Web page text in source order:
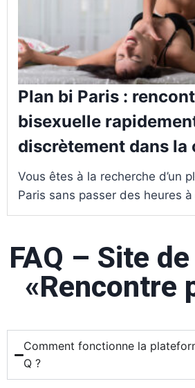
Plan bi Paris :
bisexuelle
discrètement dans la
Vous êtes à la recherche d’un
Paris sans passer des heures
FAQ – Site
«Rencontre
Comment fonctionne la
Q ?